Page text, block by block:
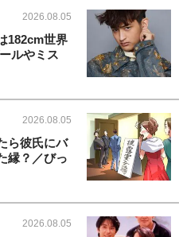
2026.08.05
182cm世界
ルやミス
2026.08.05
ら彼氏にバ
縁？／びっ
2026.08.05